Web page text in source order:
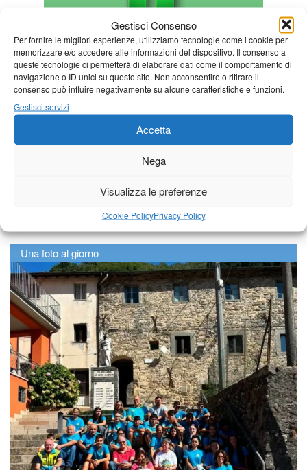
Gestisci Consenso
Per fornire le migliori esperienze, utilizziamo tecnologie come i cookie per
memorizzare e/o accedere alle informazioni del dispositivo. Il consenso a
queste tecnologie ci permetterà di elaborare dati come il comportamento di
navigazione o ID unici su questo sito. Non acconsentire o ritirare il
consenso può influire negativamente su alcune caratteristiche e funzioni.
Gestisci servizi
Accetta
Nega
Visualizza le preferenze
Cookie PolicyPrivacy Policy
Una foto al giorno